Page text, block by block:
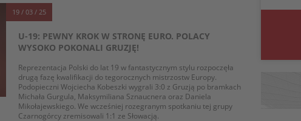
19 / 03 / 25
U-19: PEWNY KROK W STRONĘ EURO. POLACY
WYSOKO POKONALI GRUZJĘ!
Reprezentacja Polski do lat 19 w fantastycznym stylu rozpoczęła
drugą fazę kwalifikacji do tegorocznych mistrzostw Europy.
Podopieczni Wojciecha Kobeszki wygrali 3:0 z Gruzją po bramkach
Michała Gurgula, Maksymiliana Sznaucnera oraz Daniela
Mikołajewskiego. We wcześniej rozegranym spotkaniu tej grupy
Czarnogórcy zremisowali 1:1 ze Słowacją.